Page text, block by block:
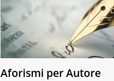
Aforismi per Autore